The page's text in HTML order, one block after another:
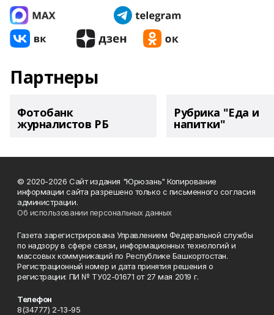
Партнеры
Фотобанк
журналистов РБ
Рубрика "Еда и
напитки"
© 2020-2026 Сайт издания "Юрюзань" Копирование
информации сайта разрешено только с письменного согласия
администрации.
Об использовании персональных данных
Газета зарегистрирована Управлением Федеральной службы
по надзору в сфере связи, информационных технологий и
массовых коммуникаций по Республике Башкортостан.
Регистрационный номер и дата принятия решения о
регистрации: ПИ № ТУ02-01671 от 27 мая 2019 г.
Телефон
8(34777) 2-13-95